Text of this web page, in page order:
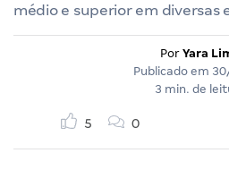
médio e superior em diversas
Por Yara
Publicado em
3 min. de
5 0